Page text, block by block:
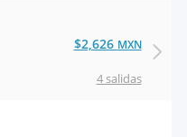
4 salidas
$2,626 MXN